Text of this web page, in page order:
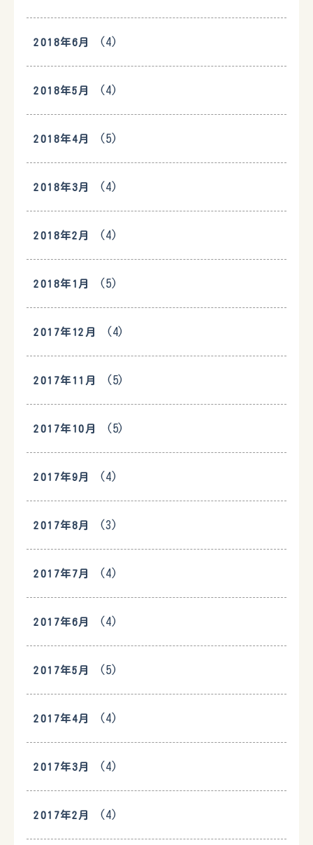
2018年6月 (4)
2018年5月 (4)
2018年4月 (5)
2018年3月 (4)
2018年2月 (4)
2018年1月 (5)
2017年12月 (4)
2017年11月 (5)
2017年10月 (5)
2017年9月 (4)
2017年8月 (3)
2017年7月 (4)
2017年6月 (4)
2017年5月 (5)
2017年4月 (4)
2017年3月 (4)
2017年2月 (4)